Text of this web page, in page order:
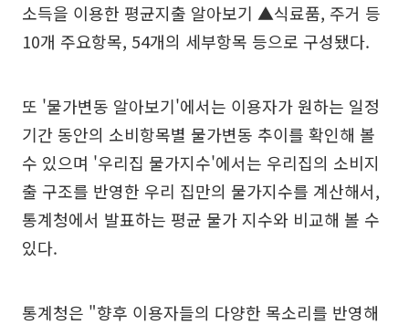
소득을 이용한 평균지출 알아보기 ▲식료품, 주거 등
10개 주요항목, 54개의 세부항목 등으로 구성됐다.
또 '물가변동 알아보기'에서는 이용자가 원하는 일정
기간 동안의 소비항목별 물가변동 추이를 확인해 볼
수 있으며 '우리집 물가지수'에서는 우리집의 소비지
출 구조를 반영한 우리 집만의 물가지수를 계산해서,
통계청에서 발표하는 평균 물가 지수와 비교해 볼 수
있다.
통계청은 "향후 이용자들의 다양한 목소리를 반영해